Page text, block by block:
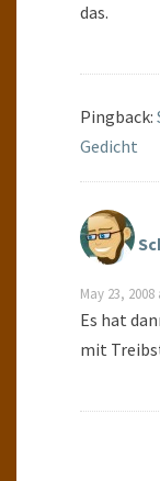
das.
Pingback:
Gedicht
May 23, 2008
Es hat
mit